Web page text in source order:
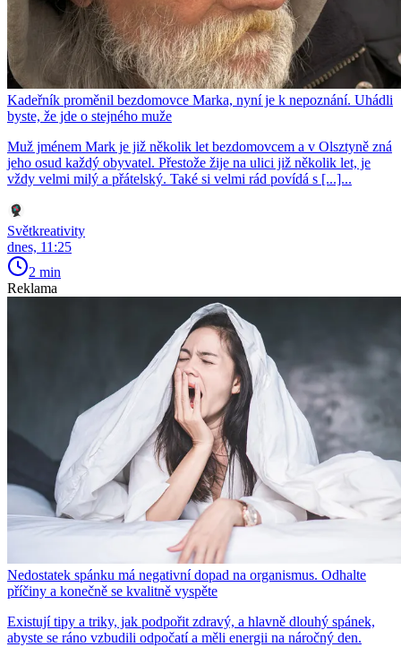
Kadeřník proměnil bezdomovce Marka, nyní je k nepoznání. Uhádli
byste, že jde o stejného muže
Muž jménem Mark je již několik let bezdomovcem a v Olsztyně zná
jeho osud každý obyvatel. Přestože žije na ulici již několik let, je
vždy velmi milý a přátelský. Také si velmi rád povídá s [...]...
Světkreativity
dnes, 11:25
2 min
Reklama
Nedostatek spánku má negativní dopad na organismus. Odhalte
příčiny a konečně se kvalitně vyspěte
Existují tipy a triky, jak podpořit zdravý, a hlavně dlouhý spánek,
abyste se ráno vzbudili odpočatí a měli energii na náročný den.